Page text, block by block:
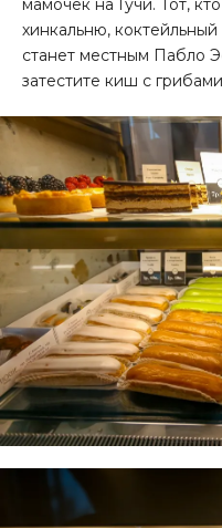
мамочек на Гучи. Тот,
хинкальню,
станет местным Пабло
затестите киш с